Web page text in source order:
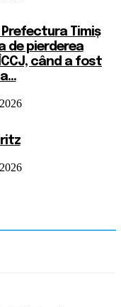
Prefectura Timiș
de pierderea
când a fost